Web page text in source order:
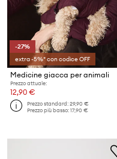
-27%
extra -5%* con codice OFF
Medicine giacca per animali
Prezzo attuale:
12,90 €
Prezzo standard:29,90 €
Prezzo più basso:17,90 €